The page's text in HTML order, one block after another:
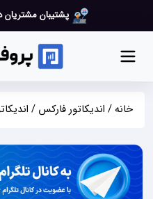
پشتیبان مشتریان
خانه/ اندیکاتور فارکس /